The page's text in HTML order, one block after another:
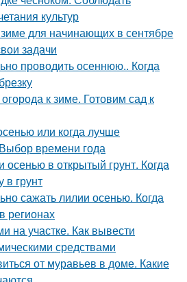
культур
для начинающих в сентябре
задачи
проводить осеннюю.. Когда
к зиме. Готовим сад к
или когда лучше
времени года
осенью в открытый грунт. Когда
в грунт
сажать лилии осенью. Когда
регионах
на участке. Как вывести
средствами
от муравьев в доме. Какие